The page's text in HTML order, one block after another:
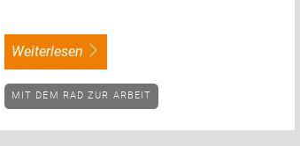
weiterlesen
MIT DEM RAD ZUR ARBEIT